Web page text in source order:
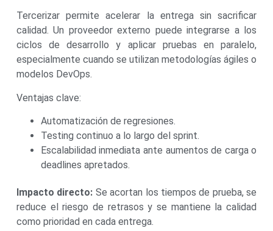
Tercerizar permite acelerar la entrega sin sacrificar
calidad. Un proveedor externo puede integrarse a los
ciclos de desarrollo y aplicar pruebas en paralelo,
especialmente cuando se utilizan metodologías ágiles o
modelos DevOps.
Ventajas clave:
Automatización de regresiones.
Testing continuo a lo largo del sprint.
Escalabilidad inmediata ante aumentos de carga o
deadlines apretados.
Impacto directo: Se acortan los tiempos de prueba, se
reduce el riesgo de retrasos y se mantiene la calidad
como prioridad en cada entrega.